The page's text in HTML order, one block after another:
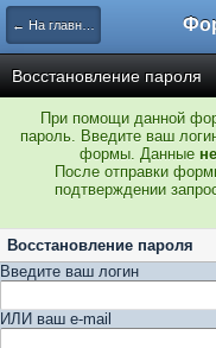
← На главную
Восстановление пароля
При помощи данной
пароль. Введите ваш
формы. Данные не
После отправки
подтверждении
Восстановление пароля
Введите ваш логин
ИЛИ ваш e-mail